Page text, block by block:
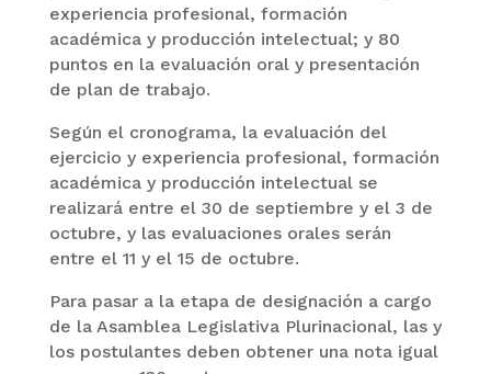
experiencia profesional, formación
académica y producción intelectual; y 80
puntos en la evaluación oral y presentación
de plan de trabajo.
Según el cronograma, la evaluación del
ejercicio y experiencia profesional, formación
académica y producción intelectual se
realizará entre el 30 de septiembre y el 3 de
octubre, y las evaluaciones orales serán
entre el 11 y el 15 de octubre.
Para pasar a la etapa de designación a cargo
de la Asamblea Legislativa Plurinacional, las y
los postulantes deben obtener una nota igual